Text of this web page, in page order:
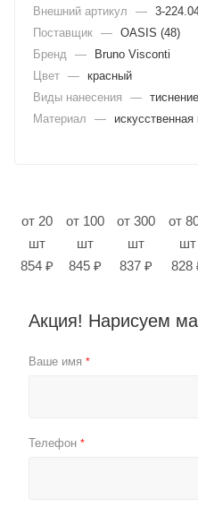
Внешний артикул — 3-
Поставщик — OASIS (48)
Бренд
—
Bruno Visconti
Цвет — красный
Виды нанесения
—
Материал
— искусственная
от 20
шт
854 ₽
от 100
шт
845 ₽
от 300
шт
837 ₽
от
шт
828
Акция! Нарисуем
Ваше имя *
Телефон *